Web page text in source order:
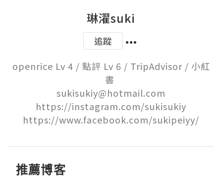
琳濯suki
追蹤
openrice Lv 4 / 點評 Lv 6 / TripAdvisor / 小紅
書
sukisukiy@hotmail.com
https://instagram.com/sukisukiy
https://www.facebook.com/sukipeiyy/
推薦博客